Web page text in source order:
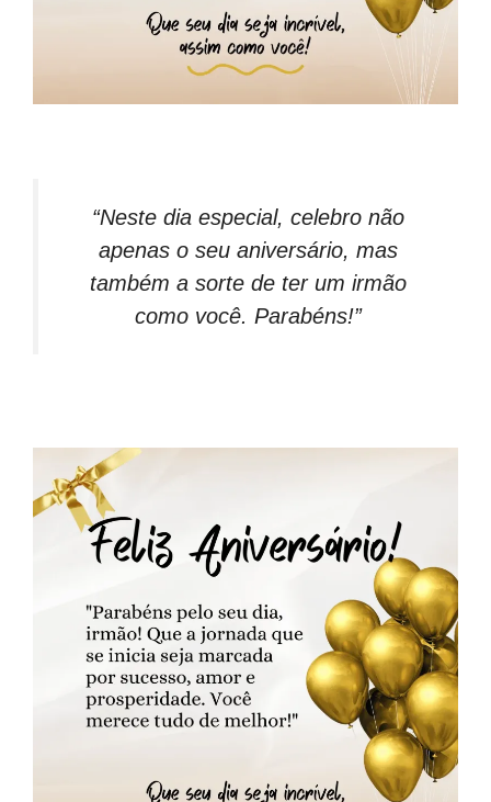
“Neste dia especial, celebro não
apenas o seu aniversário, mas
também a sorte de ter um irmão
como você. Parabéns!”